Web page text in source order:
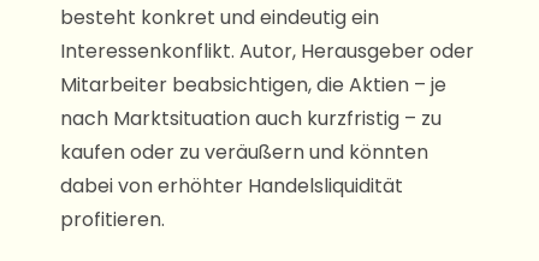
besteht konkret und eindeutig ein
Interessenkonflikt. Autor, Herausgeber oder
Mitarbeiter beabsichtigen, die Aktien – je
nach Marktsituation auch kurzfristig – zu
kaufen oder zu veräußern und könnten
dabei von erhöhter Handelsliquidität
profitieren.